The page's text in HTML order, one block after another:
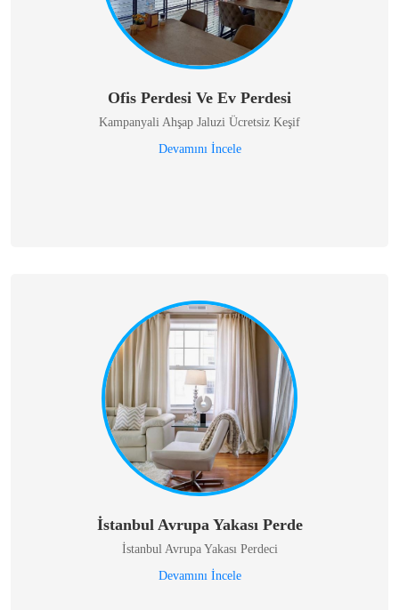
Ofis Perdesi Ve Ev Perdesi
Kampanyali Ahşap Jaluzi Ücretsiz Keşif
Devamını İncele
İstanbul Avrupa Yakası Perde
İstanbul Avrupa Yakası Perdeci
Devamını İncele